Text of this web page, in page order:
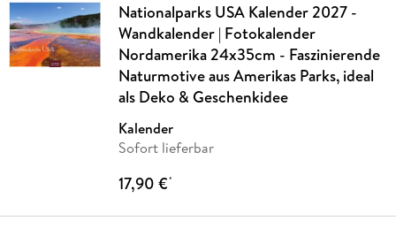
Nationalparks USA Kalender 2027 -
Wandkalender | Fotokalender
Nordamerika 24x35cm - Faszinierende
Naturmotive aus Amerikas Parks, ideal
als Deko & Geschenkidee
Kalender
Sofort lieferbar
17,90 €*